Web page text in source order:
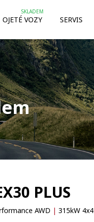
OJETÉ VOZY SERVIS
PLUS
AWD | 315kW 4x4